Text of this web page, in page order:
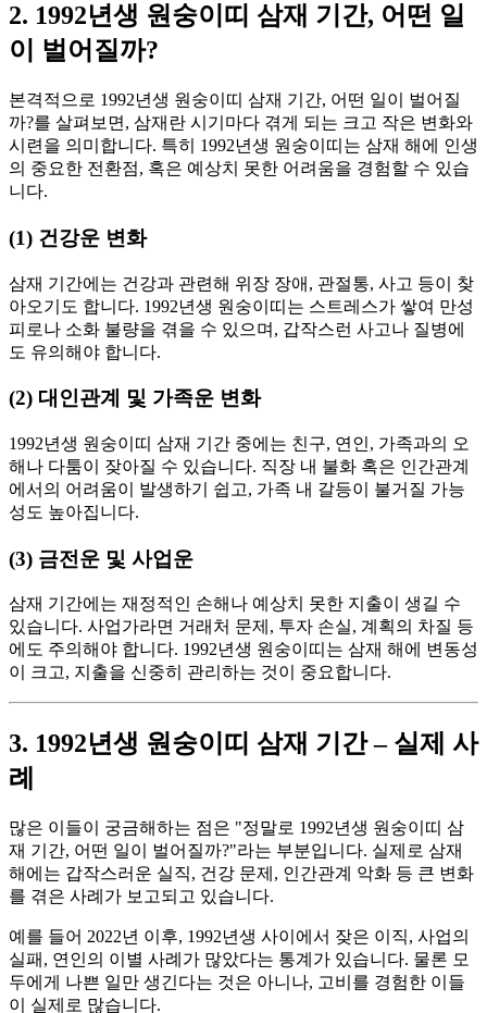
2. 1992년생 원숭이띠 삼재 기간, 어떤 일
이 벌어질까?
본격적으로 1992년생 원숭이띠 삼재 기간, 어떤 일이 벌어질
까?를 살펴보면, 삼재란 시기마다 겪게 되는 크고 작은 변화와
시련을 의미합니다. 특히 1992년생 원숭이띠는 삼재 해에 인생
의 중요한 전환점, 혹은 예상치 못한 어려움을 경험할 수 있습
니다.
(1) 건강운 변화
삼재 기간에는 건강과 관련해 위장 장애, 관절통, 사고 등이 찾
아오기도 합니다. 1992년생 원숭이띠는 스트레스가 쌓여 만성
피로나 소화 불량을 겪을 수 있으며, 갑작스런 사고나 질병에
도 유의해야 합니다.
(2) 대인관계 및 가족운 변화
1992년생 원숭이띠 삼재 기간 중에는 친구, 연인, 가족과의 오
해나 다툼이 잦아질 수 있습니다. 직장 내 불화 혹은 인간관계
에서의 어려움이 발생하기 쉽고, 가족 내 갈등이 불거질 가능
성도 높아집니다.
(3) 금전운 및 사업운
삼재 기간에는 재정적인 손해나 예상치 못한 지출이 생길 수
있습니다. 사업가라면 거래처 문제, 투자 손실, 계획의 차질 등
에도 주의해야 합니다. 1992년생 원숭이띠는 삼재 해에 변동성
이 크고, 지출을 신중히 관리하는 것이 중요합니다.
3. 1992년생 원숭이띠 삼재 기간 – 실제 사
례
많은 이들이 궁금해하는 점은 "정말로 1992년생 원숭이띠 삼
재 기간, 어떤 일이 벌어질까?"라는 부분입니다. 실제로 삼재
해에는 갑작스러운 실직, 건강 문제, 인간관계 악화 등 큰 변화
를 겪은 사례가 보고되고 있습니다.
예를 들어 2022년 이후, 1992년생 사이에서 잦은 이직, 사업의
실패, 연인의 이별 사례가 많았다는 통계가 있습니다. 물론 모
두에게 나쁜 일만 생긴다는 것은 아니나, 고비를 경험한 이들
이 실제로 많습니다.